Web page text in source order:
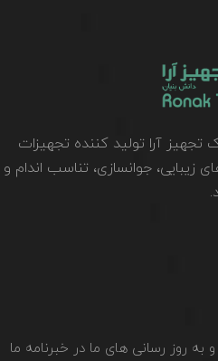
آرا تولید کننده تجهیزات
جوانسازی، تناسب اندام و
روز رسانی های ما در خبرنامه ما